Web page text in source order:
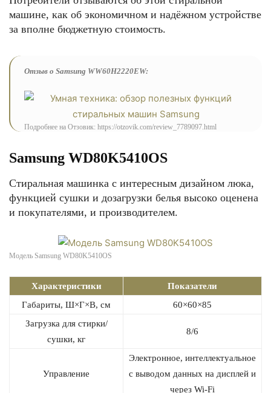
машине, как об экономичном и надёжном устройстве
за вполне бюджетную стоимость.
Отзыв о Samsung WW60H2220EW:
Подробнее на Отзовик: https://otzovik.com/review_7789097.html
Samsung WD80K5410OS
Стиральная машинка с интересным дизайном люка,
функцией сушки и дозагрузки белья высоко оценена
и покупателями, и производителем.
Модель Samsung WD80K5410OS
Характеристики
Показатели
Габариты, Ш×Г×В, см
60×60×85
Загрузка для стирки/
сушки, кг
8/6
Управление
Электронное, интеллектуальное
с выводом данных на дисплей и
через Wi-Fi